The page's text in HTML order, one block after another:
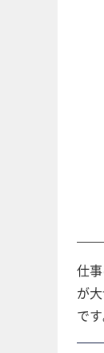
仕
が
です